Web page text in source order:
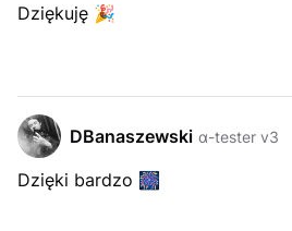
Dziękuję 🎉
DBanaszewski α-tester v3
Dzięki bardzo 🎆